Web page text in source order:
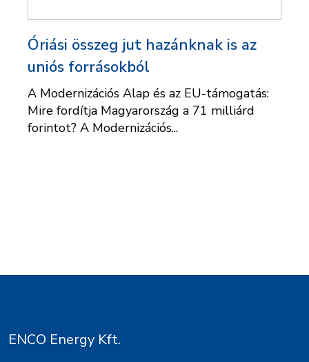
Óriási összeg jut hazánknak is az
uniós forrásokból
A Modernizációs Alap és az EU-támogatás:
Mire fordítja Magyarország a 71 milliárd
forintot? A Modernizációs...
ENCO Energy Kft.